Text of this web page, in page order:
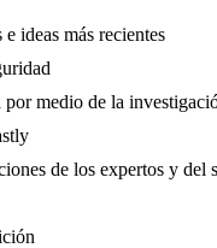
ideas más recientes
por medio de la
de los expertos y del